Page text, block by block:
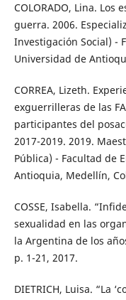
COLORADO, Lina. Los
guerra. 2006.
Investigación Social) -
Universidad de
CORREA, Lizeth.
exguerrilleras de las
participantes del
2017-2019. 2019.
Pública) - Facultad de
Antioquia, Medellín,
COSSE, Isabella.
sexualidad en las
la Argentina de los
p. 1-21, 2017.
DIETRICH, Luisa. “La